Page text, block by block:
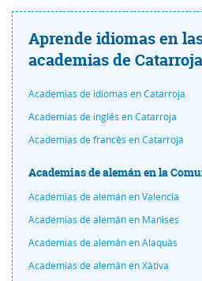
Aprende idiomas en
academias de Catarroja
Academias de idiomas en Catarroja
Academias de inglés en Catarroja
Academias de francés en Catarroja
Academias de alemán en la
Academias de alemán en Valencia
Academias de alemán en Manises
Academias de alemán en Alaquàs
Academias de alemán en Xàtiva